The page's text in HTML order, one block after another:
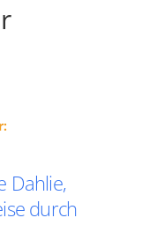
Dahlie,
durch